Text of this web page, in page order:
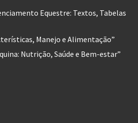
Equestre: Textos, Tabelas
Manejo e Alimentação”
Nutrição, Saúde e Bem-estar”